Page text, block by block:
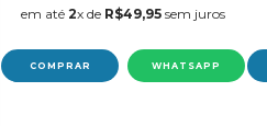
em até 2x de R$49,95 sem juros
COMPRAR WHATSAPP